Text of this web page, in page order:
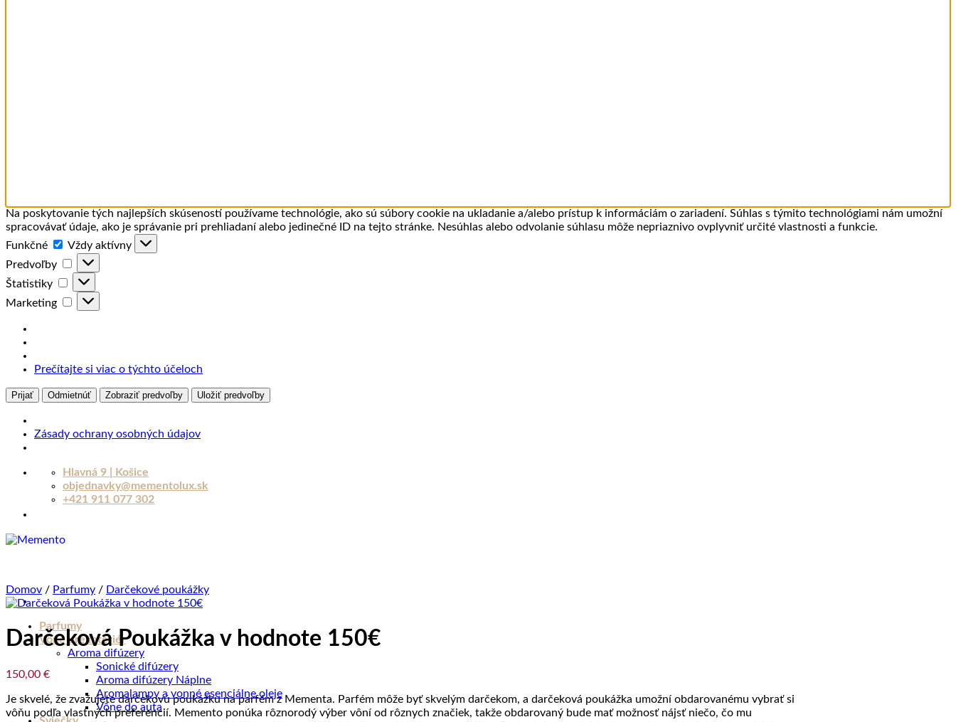
Na poskytovanie tých najlepších skúseností používame technológie, ako sú súbory cookie na ukladanie a/alebo prístup k informáciám o zariadení. Súhlas s týmito technológiami nám umožní
spracovávať údaje, ako je správanie pri prehliadaní alebo jedinečné ID na tejto stránke. Nesúhlas alebo odvolanie súhlasu môže nepriaznivo ovplyvniť určité vlastnosti a funkcie.
Funkčné
Funkčné
Vždy aktívny
Predvoľby
Predvoľby
Štatistiky Štatistiky
Marketing Marketing
Prečítajte si viac o týchto účeloch
Prijať Odmietnúť Zobraziť predvoľby Uložiť predvoľby
Zásady ochrany osobných údajov
Skip
Hlavná 9 | Košice
objednavky@mementolux.sk
+421 911 077 302
Parfumy
Vône pre interiér
Aroma difúzery
Sonické difúzery
Aroma difúzery Náplne
Aromalampy a vonné esenciálne oleje
Vône do auta
Domov / Parfumy / Darčekové poukážky
Darčeková Poukážka v hodnote 150€
150,00 €
Je skvelé, že zvažujete darčekovú poukážku na parfém z Mementa. Parfém môže byť skvelým darčekom, a darčeková poukážka umožní obdarovanému vybrať si
vôňu podľa vlastných preferencií. Memento ponúka rôznorodý výber vôní od rôznych značiek, takže obdarovaný bude mať možnosť nájsť niečo, čo mu